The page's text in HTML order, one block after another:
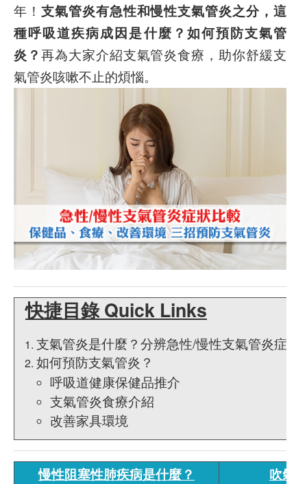
年！ 支氣管炎有急性和慢性支氣管炎之分，這
種呼吸道疾病成因是什麼？如何預防支氣管
炎？再為大家介紹支氣管炎食療，助你舒緩支
氣管炎咳嗽不止的煩惱。
快捷目錄 Quick Links
支氣管炎是什麼？分辨急性/慢性支氣管炎症狀
如何預防支氣管炎？
呼吸道健康保健品推介
支氣管炎食療介紹
改善家具環境
慢性阻塞性肺疾病是什麼？
吹氣